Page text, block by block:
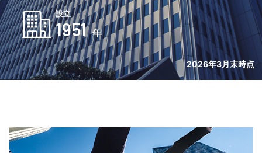
設立
1951 年
2026年3月末時点